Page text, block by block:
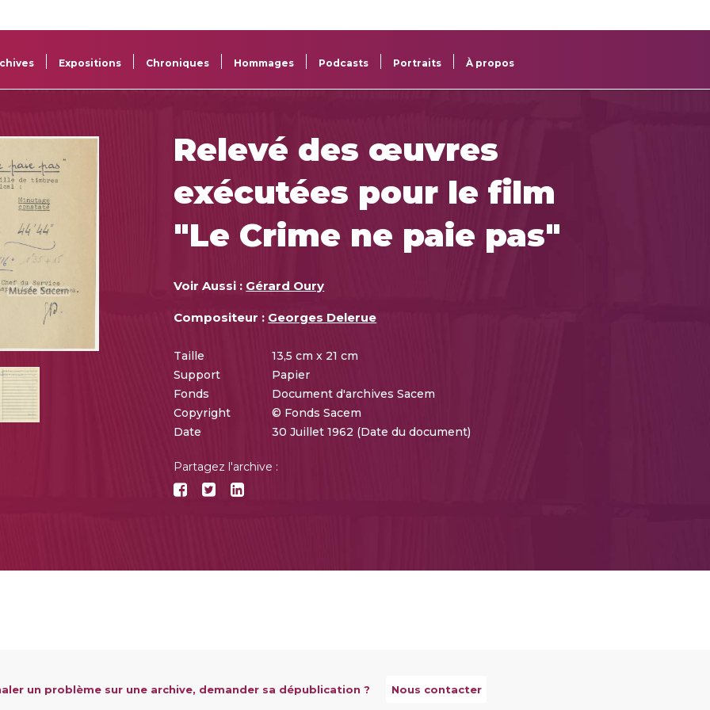
Sacem
projets
Sacem
des œuvres
Expositions Chroniques Hommages Podcasts Portraits À propos
Relevé des œuvres
exécutées pour le film
"Le Crime ne paie pas"
Voir Aussi : Gérard Oury
Compositeur : Georges Delerue
Taille
13,5 cm x 21 cm
Support
Papier
Fonds
Document d'archives Sacem
Copyright
© Fonds Sacem
Date
30 Juillet 1962 (Date du document)
Partagez l'archive :
un problème sur une archive, demander sa dépublication ? Nous contacter